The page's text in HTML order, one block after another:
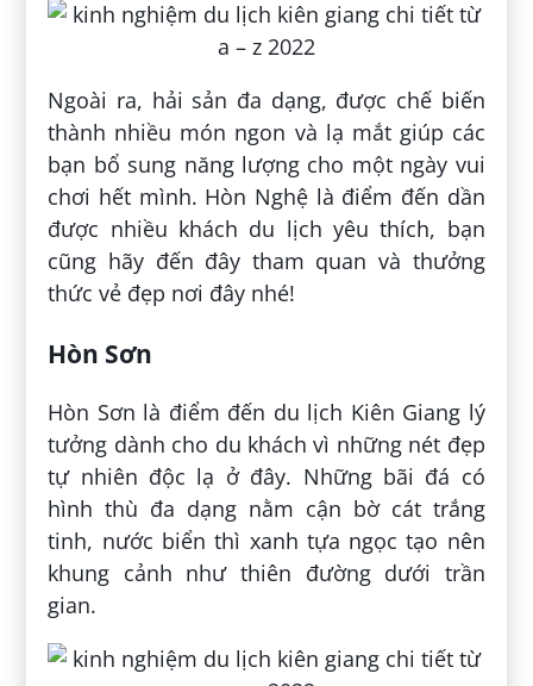
Ngoài ra, hải sản đa dạng, được chế biến
thành nhiều món ngon và lạ mắt giúp các
bạn bổ sung năng lượng cho một ngày vui
chơi hết mình. Hòn Nghệ là điểm đến dần
được nhiều khách du lịch yêu thích, bạn
cũng hãy đến đây tham quan và thưởng
thức vẻ đẹp nơi đây nhé!
Hòn Sơn
Hòn Sơn là điểm đến du lịch Kiên Giang lý
tưởng dành cho du khách vì những nét đẹp
tự nhiên độc lạ ở đây. Những bãi đá có
hình thù đa dạng nằm cận bờ cát trắng
tinh, nước biển thì xanh tựa ngọc tạo nên
khung cảnh như thiên đường dưới trần
gian.